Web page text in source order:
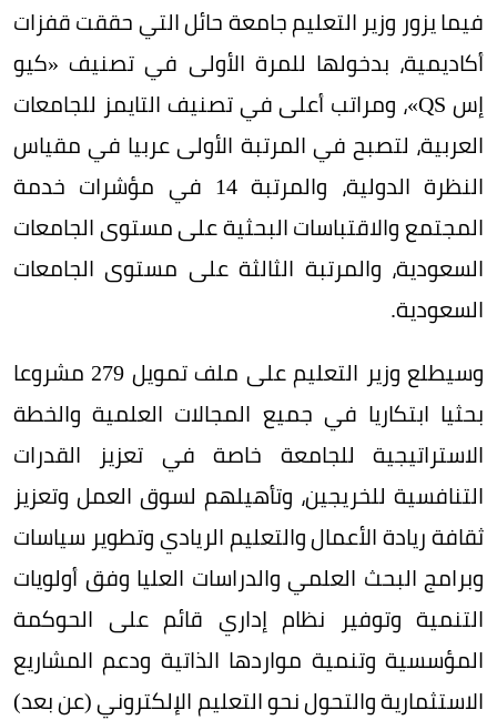
فيما يزور وزير التعليم جامعة حائل التي حققت قفزات
أكاديمية، بدخولها للمرة الأولى في تصنيف «كيو
إس QS»، ومراتب أعلى في تصنيف التايمز للجامعات
العربية، لتصبح في المرتبة الأولى عربيا في مقياس
النظرة الدولية، والمرتبة 14 في مؤشرات خدمة
المجتمع والاقتباسات البحثية على مستوى الجامعات
السعودية، والمرتبة الثالثة على مستوى الجامعات
السعودية.
وسيطلع وزير التعليم على ملف تمويل 279 مشروعا
بحثيا ابتكاريا في جميع المجالات العلمية والخطة
الاستراتيجية للجامعة خاصة في تعزيز القدرات
التنافسية للخريجين، وتأهيلهم لسوق العمل وتعزيز
ثقافة ريادة الأعمال والتعليم الريادي وتطوير سياسات
وبرامج البحث العلمي والدراسات العليا وفق أولويات
التنمية وتوفير نظام إداري قائم على الحوكمة
المؤسسية وتنمية مواردها الذاتية ودعم المشاريع
الاستثمارية والتحول نحو التعليم الإلكتروني (عن بعد)